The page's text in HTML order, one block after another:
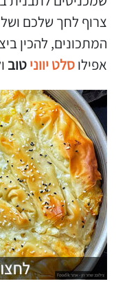
צרוף לחך שלכם
המתכונים, להכין
אפילוסלט יווניטוב